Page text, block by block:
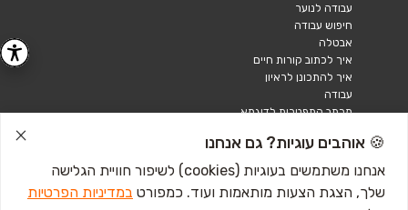
עבודה לנוער
חיפוש עבודה
אבטלה
איך לכתוב קורות חיים
איך להתכונן לראיון
עבודה
מכתב התפטרות לדוגמא
מכתב התפטרות
🍪 אוהבים עוגיות? גם אנחנו
אנחנו משתמשים בעוגיות (cookies) לשיפור חוויית הגלישה
שלך, הצגת הצעות מותאמות ועוד. כמפורט במדיניות הפרטיות